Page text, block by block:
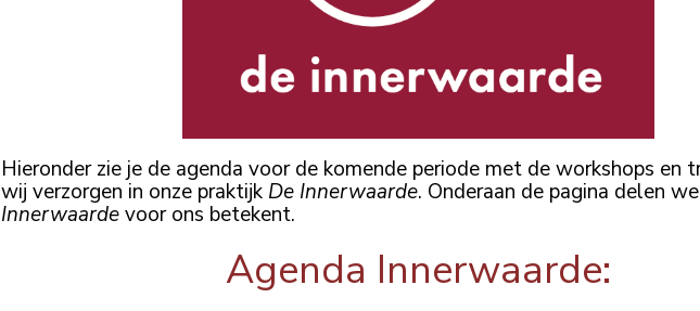
Hieronder zie je de agenda voor de komende periode met de workshops en
wij verzorgen in onze praktijk De Innerwaarde. Onderaan de pagina delen
Innerwaardevoor ons betekent.
Agenda Innerwaarde: